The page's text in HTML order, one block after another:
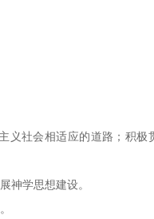
义社会相适应的道路；积
神学思想建设。